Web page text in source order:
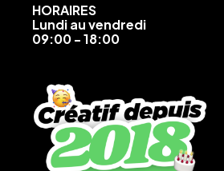
HORAIRES
Lundi au vendredi
09:00 - 18:00